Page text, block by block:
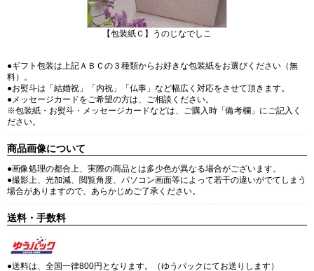
【包装紙Ｃ】うのじなでしこ
●ギフト包装は上記ＡＢＣの３種類からお好きな包装紙をお選びください（無
料）。
●お熨斗は「結婚祝」「内祝」「仏事」など幅広く対応をさせて頂きます。
●メッセージカードをご希望の方は、ご相談ください。
※包装紙・お熨斗・メッセージカードなどは、ご購入時「備考欄」にご記入く
ださい。
商品画像について
●画像処理の都合上、実際の商品とは多少色が異なる場合がございます。
●撮影上、光加減、閲覧角度、パソコン画面等によって若干の違いがでてしまう
場合がありますので、あらかじめご了承ください。
送料・手数料
●送料は、全国一律800円となります。（ゆうパックにてお送りします）